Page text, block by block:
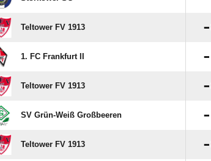
Teltower FV 1913 
1. FC Frankfurt II 
Teltower FV 1913 
SV Grün-Weiß Großbeeren 
Teltower FV 1913 